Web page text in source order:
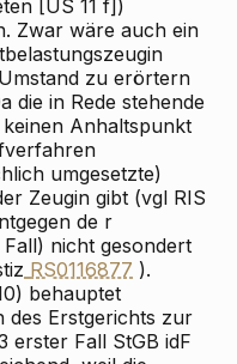
[US 11 f])
Zwar wäre auch ein
zu erörtern
die in Rede stehende
Anhaltspunkt
umgesetzte)
Zeugin gibt (vgl RIS
de r
nicht gesondert
RS0116877 ).
behauptet
des Erstgerichts zur
erster Fall StGB idF